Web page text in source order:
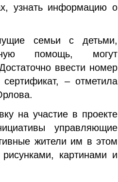
узнать информацию о
семьи с детьми,
помощь, могут
ввести номер
– отметила
на участие в проекте
управляющие
жители им в этом
картинами и